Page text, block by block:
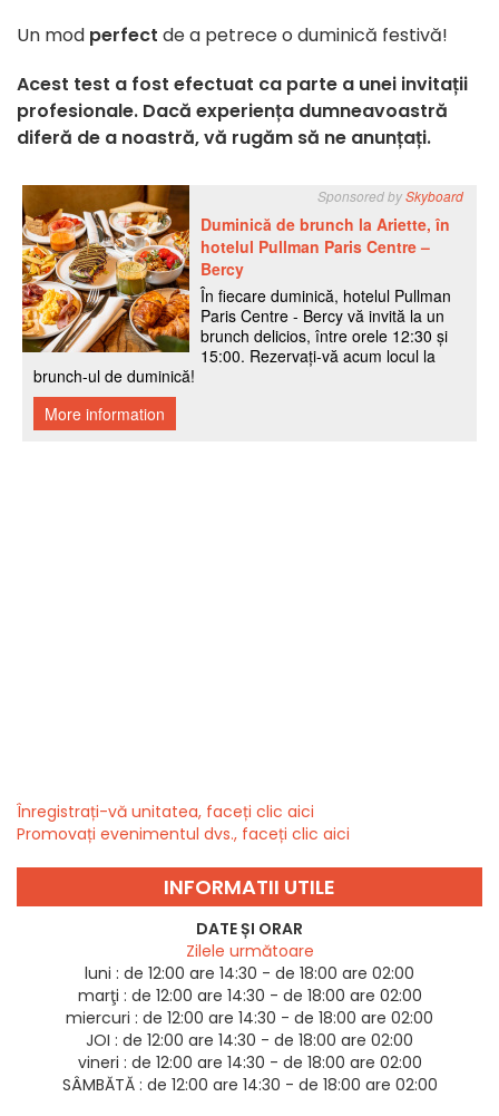
Un mod perfect de a petrece o duminică festivă!
Acest test a fost efectuat ca parte a unei invitații
profesionale. Dacă experiența dumneavoastră
diferă de a noastră, vă rugăm să ne anunțați.
Înregistrați-vă unitatea, faceți clic aici
Promovați evenimentul dvs., faceți clic aici
INFORMATII UTILE
DATE ȘI ORAR
Zilele următoare
luni : de 12:00 are 14:30 - de 18:00 are 02:00
marţi : de 12:00 are 14:30 - de 18:00 are 02:00
miercuri : de 12:00 are 14:30 - de 18:00 are 02:00
JOI : de 12:00 are 14:30 - de 18:00 are 02:00
vineri : de 12:00 are 14:30 - de 18:00 are 02:00
SÂMBĂTĂ : de 12:00 are 14:30 - de 18:00 are 02:00